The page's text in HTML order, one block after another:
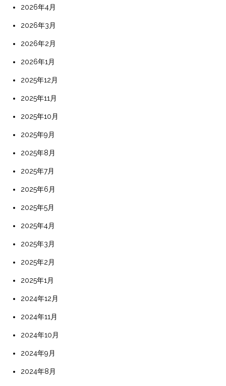
2026年4月
2026年3月
2026年2月
2026年1月
2025年12月
2025年11月
2025年10月
2025年9月
2025年8月
2025年7月
2025年6月
2025年5月
2025年4月
2025年3月
2025年2月
2025年1月
2024年12月
2024年11月
2024年10月
2024年9月
2024年8月